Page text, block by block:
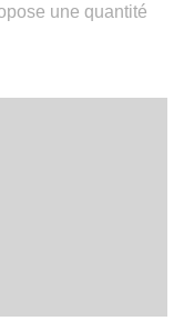
une quantité